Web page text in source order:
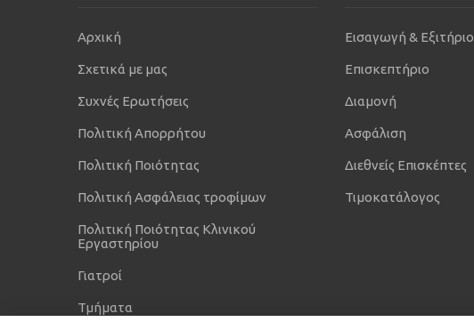
Αρχική
Σχετικά με μας
Συχνές Ερωτήσεις
Πολιτική Απορρήτου
Πολιτική Ποιότητας
Πολιτική Ασφάλειας τροφίμων
Πολιτική Ποιότητας Κλινικού
Εργαστηρίου
Γιατροί
Τμήματα
Εισαγωγή & Εξιτήριο
Επισκεπτήριο
Διαμονή
Ασφάλιση
Διεθνείς Επισκέπτες
Τιμοκατάλογος